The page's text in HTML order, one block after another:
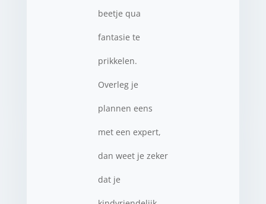
beetje qua
fantasie te
prikkelen.
Overleg je
plannen eens
met een expert,
dan weet je zeker
dat je